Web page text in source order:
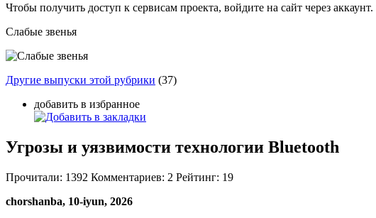
Чтобы получить доступ к сервисам проекта, войдите на сайт через
Слабые звенья
Другие выпуски этой рубрики (37)
добавить в избранное
Угрозы и уязвимости технологии Bluetooth
Прочитали: 1392 Комментариев: 2 Рейтинг: 19
chorshanba, 10-iyun, 2026